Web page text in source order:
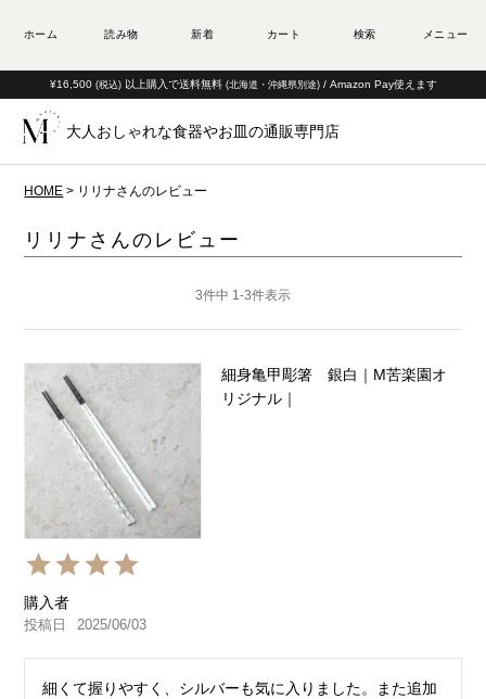
¥16,500 (税込) 以上購入で送料無料 (北海道・沖縄県別途) / Amazon Pay使えます
大人おしゃれな食器やお皿の通販専門店
HOME リリナさんのレビュー
リリナさんのレビュー
3件中 1-3件表示
細身亀甲彫箸 銀白｜M苦楽園オ
リジナル｜
購入者
投稿日 2025/06/03
細くて握りやすく、シルバーも気に入りました。また追加